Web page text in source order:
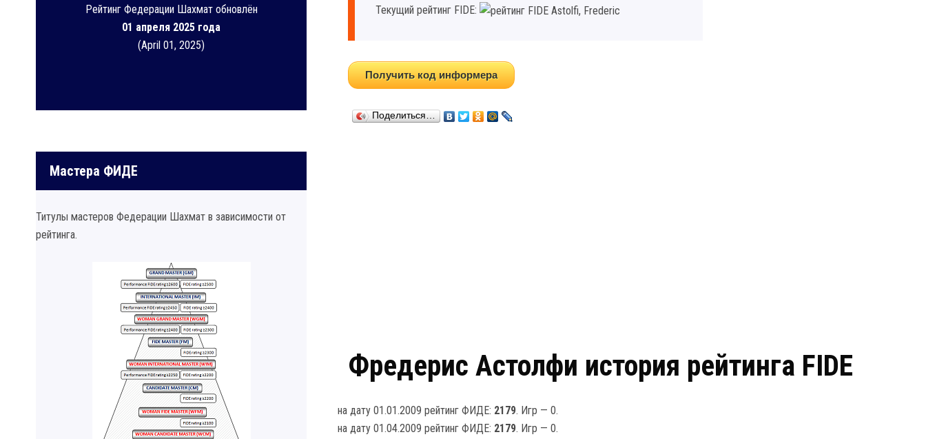
Рейтинг Федерации Шахмат обновлён
01 апреля 2025 года
(April 01, 2025)
Мастера ФИДЕ
Титулы мастеров Федерации Шахмат в зависимости от
рейтинга.
Текущий рейтинг FIDE:
Получить код информера
Поделиться…
Фредериc Астолфи история рейтинга FIDE
на дату 01.01.2009 рейтинг ФИДЕ: 2179. Игр — 0.
на дату 01.04.2009 рейтинг ФИДЕ: 2179. Игр — 0.